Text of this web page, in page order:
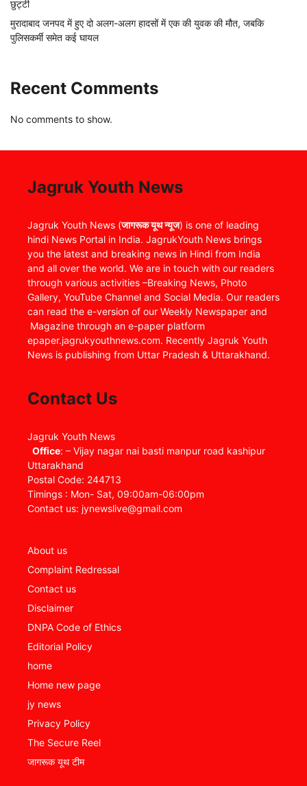
छुट्टी
मुरादाबाद जनपद में हुए दो अलग-अलग हादसों में एक की युवक की मौत, जबकि
पुलिसकर्मी समेत कई घायल
Recent Comments
No comments to show.
Jagruk Youth News
Jagruk Youth News (जागरूक यूथ न्यूज) is one of leading
hindi News Portal in India. JagrukYouth News brings
you the latest and breaking news in Hindi from India
and all over the world. We are in touch with our readers
through various activities –Breaking News, Photo
Gallery, YouTube Channel and Social Media. Our readers
can read the e-version of our Weekly Newspaper and
Magazine through an e-paper platform
epaper.jagrukyouthnews.com. Recently Jagruk Youth
News is publishing from Uttar Pradesh & Uttarakhand.
Contact Us
Jagruk Youth News
Office: – Vijay nagar nai basti manpur road kashipur
Uttarakhand
Postal Code: 244713
Timings : Mon- Sat, 09:00am-06:00pm
Contact us: jynewslive@gmail.com
About us
Complaint Redressal
Contact us
Disclaimer
DNPA Code of Ethics
Editorial Policy
home
Home new page
jy news
Privacy Policy
The Secure Reel
जागरूक यूथ टीम